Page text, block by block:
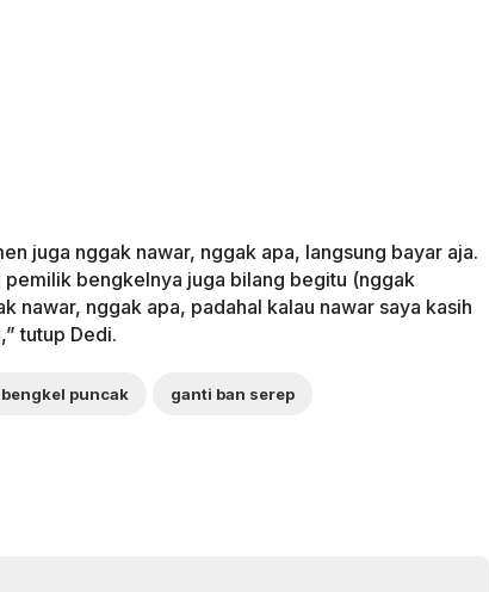
juga nggak nawar, nggak apa, langsung bayar aja.
bengkelnya juga bilang begitu (nggak
nawar, nggak apa, padahal kalau nawar saya kasih
tutup Dedi.
bengkel puncak ganti ban serep